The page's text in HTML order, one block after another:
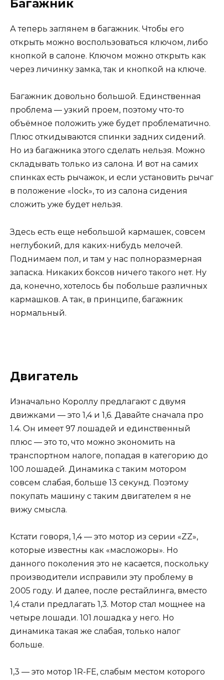
Багажник
А теперь заглянем в багажник. Чтобы его
открыть можно воспользоваться ключом, либо
кнопкой в салоне. Ключом можно открыть как
через личинку замка, так и кнопкой на ключе.
Багажник довольно большой. Единственная
проблема — узкий проем, поэтому что-то
объёмное положить уже будет проблематично.
Плюс откидываются спинки задних сидений.
Но из багажника этого сделать нельзя. Можно
складывать только из салона. И вот на самих
спинках есть рычажок, и если установить рычаг
в положение «lock», то из салона сидения
сложить уже будет нельзя.
Здесь есть еще небольшой кармашек, совсем
неглубокий, для каких-нибудь мелочей.
Поднимаем пол, и там у нас полноразмерная
запаска. Никаких боксов ничего такого нет. Ну
да, конечно, хотелось бы побольше различных
кармашков. А так, в принципе, багажник
нормальный.
Двигатель
Изначально Короллу предлагают с двумя
движками — это 1,4 и 1,6. Давайте сначала про
1.4. Он имеет 97 лошадей и единственный
плюс — это то, что можно экономить на
транспортном налоге, попадая в категорию до
100 лошадей. Динамика с таким мотором
совсем слабая, больше 13 секунд. Поэтому
покупать машину с таким двигателем я не
вижу смысла.
Кстати говоря, 1,4 — это мотор из серии «ZZ»,
которые известны как «масложоры». Но
данного поколения это не касается, поскольку
производители исправили эту проблему в
2005 году. И далее, после рестайлинга, вместо
1,4 стали предлагать 1,3. Мотор стал мощнее на
четыре лошади. 101 лошадка у него. Но
динамика такая же слабая, только налог
больше.
1,3 — это мотор 1R-FE, слабым местом которого